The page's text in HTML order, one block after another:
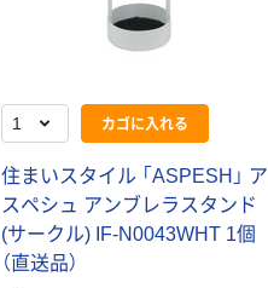
カゴに入れる
住まいスタイル 「ASPESH」 ア
スペシュ アンブレラスタンド
(サークル) IF-N0043WHT 1個
（直送品）